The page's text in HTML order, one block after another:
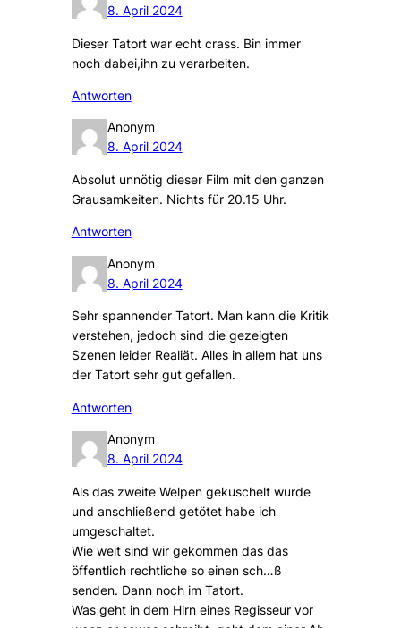
8. April 2024
Dieser Tatort war echt crass. Bin immer
noch dabei,ihn zu verarbeiten.
Antworten
Anonym
8. April 2024
Absolut unnötig dieser Film mit den ganzen
Grausamkeiten. Nichts für 20.15 Uhr.
Antworten
Anonym
8. April 2024
Sehr spannender Tatort. Man kann die Kritik
verstehen, jedoch sind die gezeigten
Szenen leider Realiät. Alles in allem hat uns
der Tatort sehr gut gefallen.
Antworten
Anonym
8. April 2024
Als das zweite Welpen gekuschelt wurde
und anschließend getötet habe ich
umgeschaltet.
Wie weit sind wir gekommen das das
öffentlich rechtliche so einen sch…ß
senden. Dann noch im Tatort.
Was geht in dem Hirn eines Regisseur vor